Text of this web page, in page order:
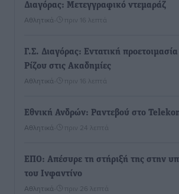
Διαγόρας: Μετεγγραφικό ντεμαράζ
Αθλητικά πριν 16 λεπτά
Γ.Σ. Διαγόρας: Εντατική
Ρίζου στις Ακαδημίες
Αθλητικά πριν 16 λεπτά
Εθνική Ανδρών: Ραντεβού στο
Αθλητικά πριν 24 λεπτά
ΕΠΟ: Απέσυρε τη στήριξή της στην
του Ινφαντίνο
Αθλητικά πριν 26 λεπτά